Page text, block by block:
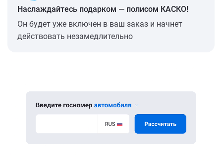
Наслаждайтесь подарком — полисом КАСКО!
Он будет уже включен в ваш заказ и начнет
действовать незамедлительно